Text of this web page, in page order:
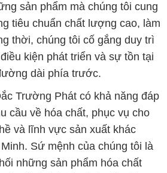
sản phẩm mà chúng tôi cung
tiêu chuẩn chất lượng cao, làm
thời, chúng tôi cố gắng duy trì
kiện phát triển và sự tồn tại
dài phía trước.
Trường Phát có khả năng đáp
cầu về hóa chất, phục vụ cho
và lĩnh vực sản xuất khác
Sứ mệnh của chúng tôi là
những sản phẩm hóa chất